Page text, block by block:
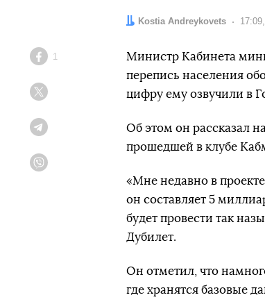
Автор:
Kostia Andreykovets Дата:
Facebook
1
Министр Кабинета
перепись населения
цифру ему озвучили в
Об этом он рассказал
прошедшей в клубе
«Мне недавно в
он составляет 5
будет провести так
Дубилет.
Он отметил, что
где хранятся базовые